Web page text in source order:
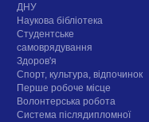
ДНУ
Наукова бібліотека
Студентське
самоврядування
Здоров'я
Спорт, культура, відпочинок
Перше робоче місце
Волонтерська робота
Система післядипломної